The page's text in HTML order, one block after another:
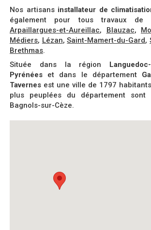
Nos artisans installateur de
également pour tous travaux de
Arpaillargues-et-Aureillac, Blauzac,
Médiers, Lézan,Saint-Mamert-du-Gard,
Brethmas.
Située dans la région
Pyrénées et dans le département
Tavernes est une ville de 1797
plus peuplées du département sont
Bagnols-sur-Cèze.